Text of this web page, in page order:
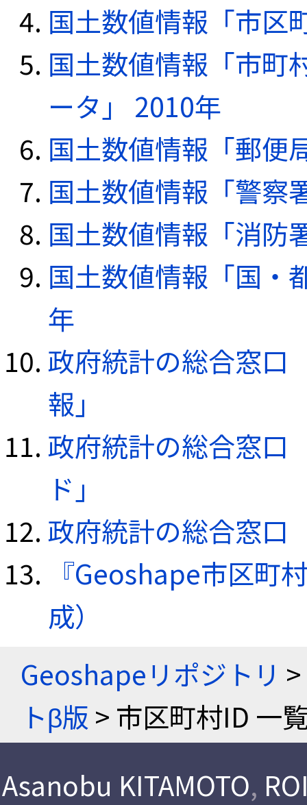
国土数値情報「市区
国土数値情報「市町
ータ」 2010年
国土数値情報「郵便
国土数値情報「警察
国土数値情報「消防
国土数値情報「国・
年
政府統計の総合窓口
報」
政府統計の総合窓口
ド」
政府統計の総合窓口
『Geoshape市区町
成）
Geoshapeリポジトリ >
トβ版 > 市区町村ID 一
Asanobu KITAMOTO,